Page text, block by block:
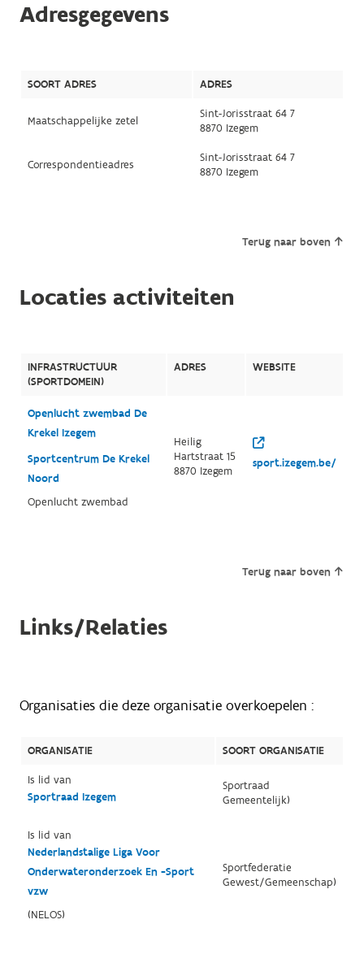
Adresgegevens
SOORT ADRES ADRES
Maatschappelijke zetel
Sint-Jorisstraat 64 7
8870 Izegem
Correspondentieadres
Sint-Jorisstraat 64 7
8870 Izegem
Terug naar boven
Locaties activiteiten
INFRASTRUCTUUR
(SPORTDOMEIN)
ADRES WEBSITE
Openlucht zwembad De
Krekel Izegem
Sportcentrum De Krekel
Noord
Openlucht zwembad
Heilig
Hartstraat 15
8870 Izegem
sport.izegem.be/
Terug naar boven
Links/Relaties
Organisaties die deze organisatie overkoepelen :
ORGANISATIE
SOORT ORGANISATIE
Is lid van
Sportraad Izegem
Sportraad
Gemeentelijk)
Is lid van
Nederlandstalige Liga Voor
Onderwateronderzoek En -Sport
vzw
(NELOS)
Sportfederatie
Gewest/Gemeenschap)